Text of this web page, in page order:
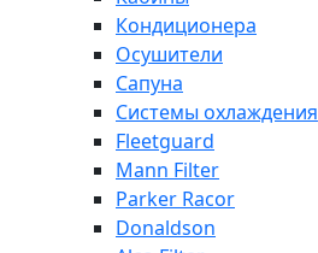
Кондиционера
Осушители
Сапуна
Системы охлаждения
Fleetguard
Mann Filter
Parker Racor
Donaldson